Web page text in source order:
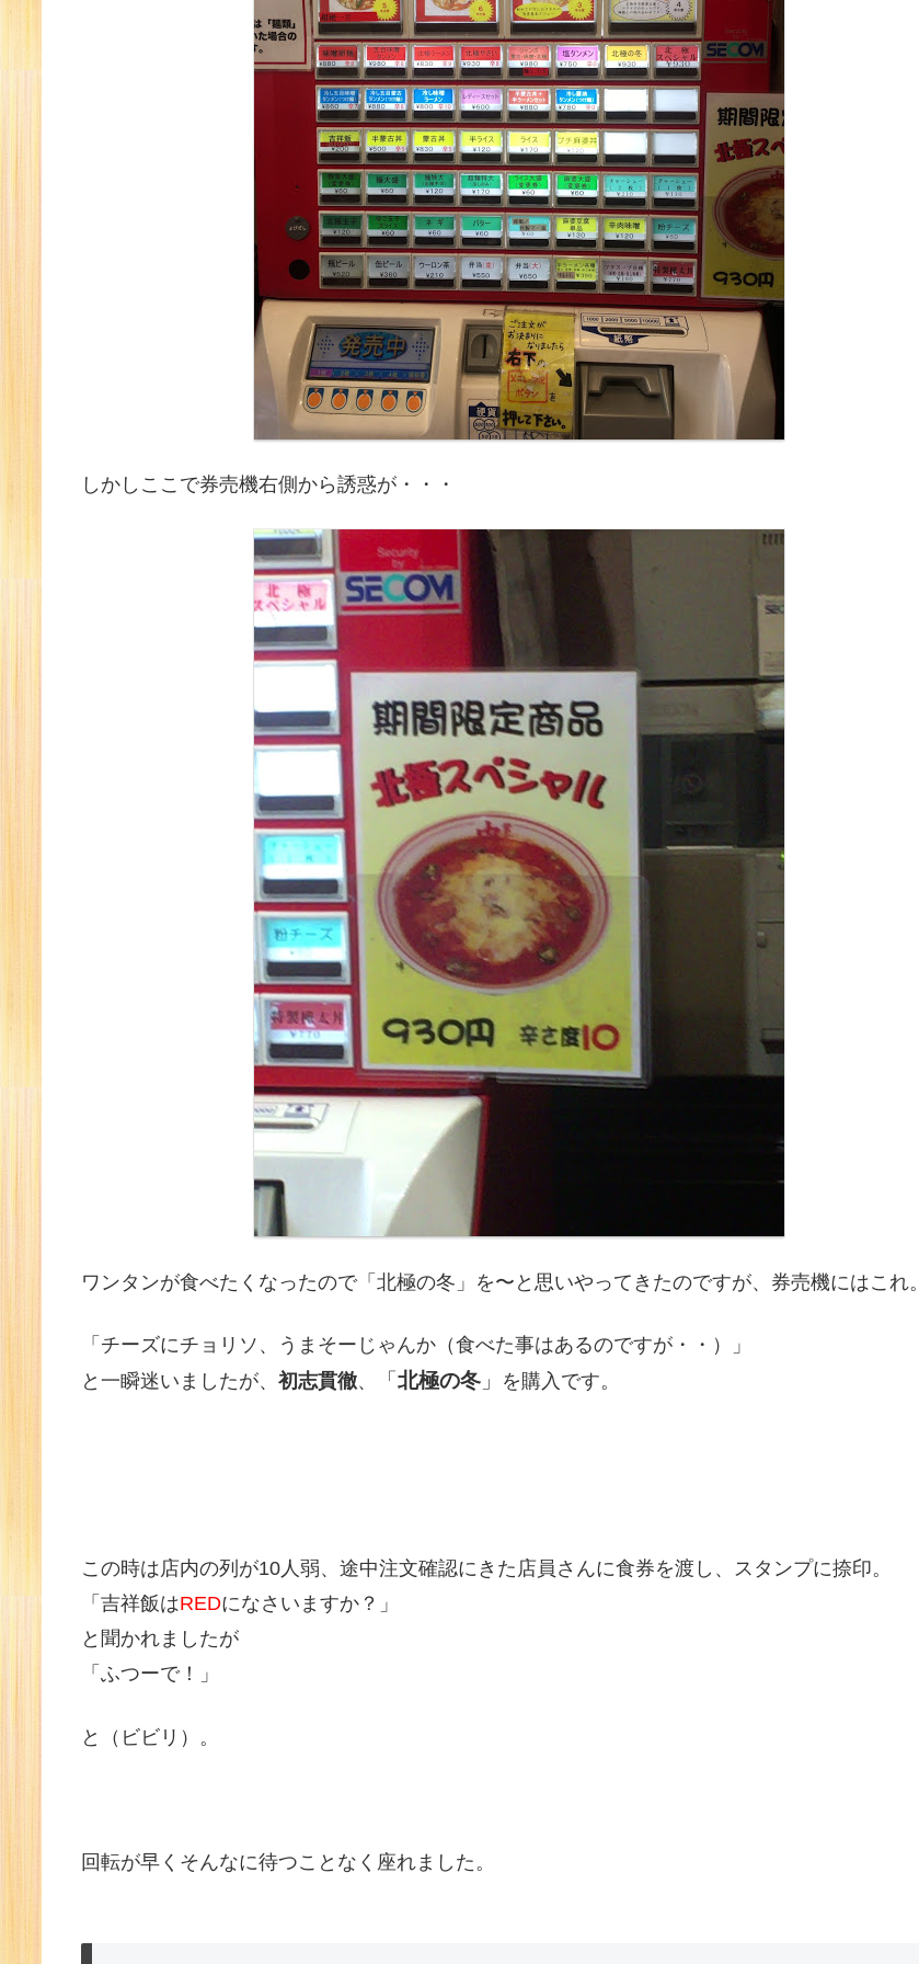
しかしここで券売機右側から誘惑が・・・
ワンタンが食べたくなったので「北極の冬」を〜と思いやってきたのですが、券売機にはこれ。
「チーズにチョリソ、うまそーじゃんか（食べた事はあるのですが・・）」
と一瞬迷いましたが、 初志貫徹、 「 北極の冬 」 を購入です。
この時は店内の列が10人弱、途中注文確認にきた店員さんに食券を渡し、スタンプに捺印。
「吉祥飯はREDになさいますか？」
と聞かれましたが
「ふつーで！」
と（ビビリ）。
回転が早くそんなに待つことなく座れました。